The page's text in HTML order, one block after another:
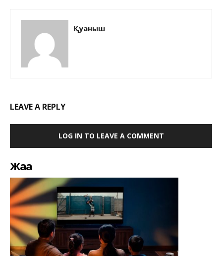
Қуаныш
LEAVE A REPLY
LOG IN TO LEAVE A COMMENT
Жаңа